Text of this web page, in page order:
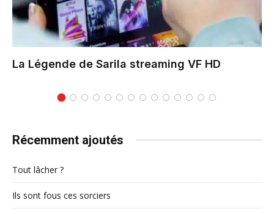
La Légende de Sarila streaming VF HD
Récemment ajoutés
Tout lâcher ?
Ils sont fous ces sorciers